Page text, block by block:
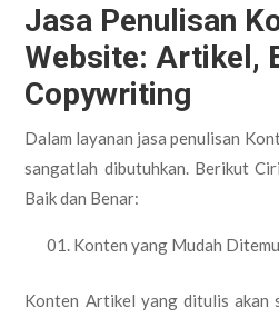
Jasa Penulisan
Website: Artikel,
Copywriting
Dalam layanan jasa penulisan
sangatlah dibutuhkan. Berikut
Baik dan Benar:
Konten yang Mudah
Konten Artikel yang ditulis akan